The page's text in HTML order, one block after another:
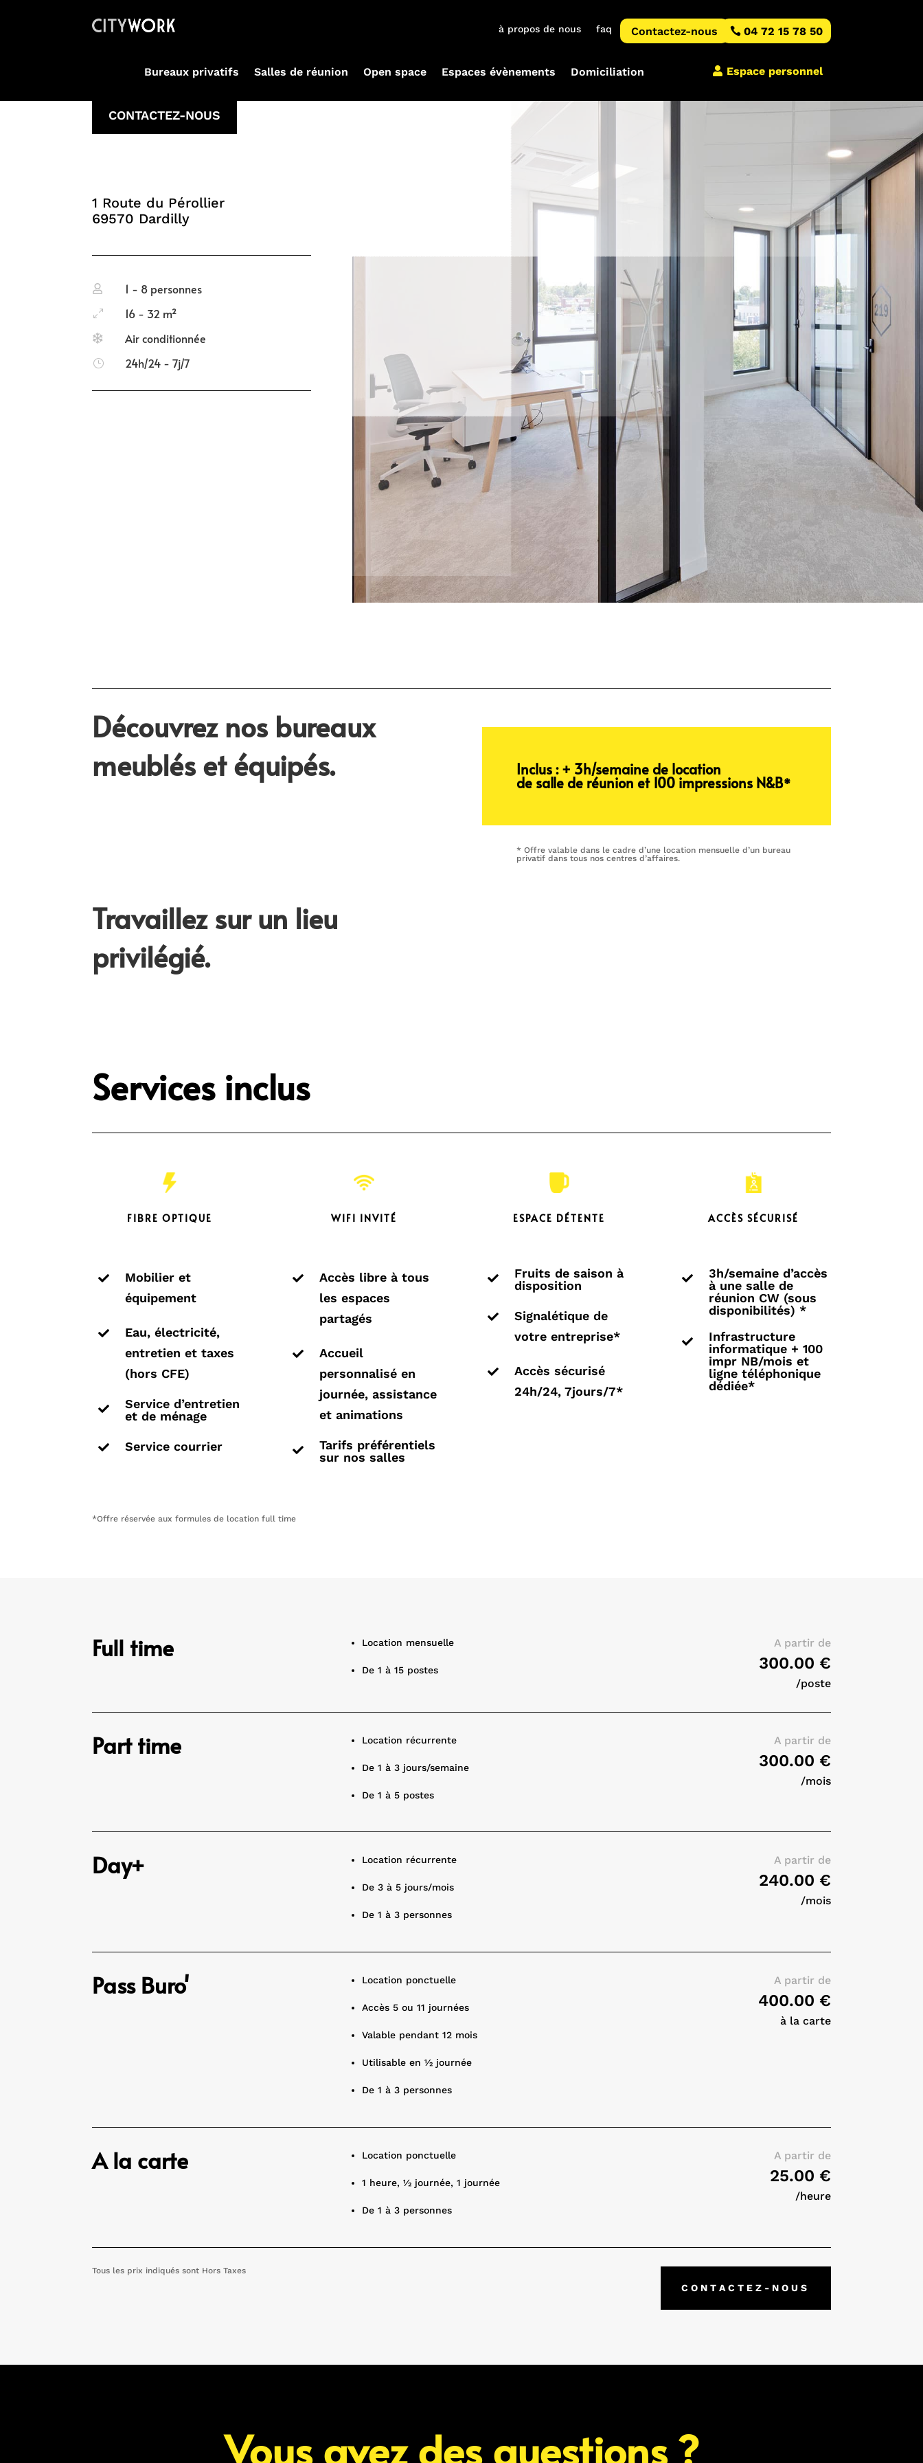
à propos de nous faq Contactez-nous 04 72 15 78 50
Bureaux privatifs Salles de réunion Open space Espaces évènements Domiciliation Espace personnel
CONTACTEZ-NOUS
1 Route du Pérollier
69570 Dardilly
 1 - 8 personnes
0 16 - 32 m²
 Air conditionnée
} 24h/24 - 7j/7
Découvrez nos bureaux
meublés et équipés.
Inclus : + 3h/semaine de location
de salle de réunion et 100 impressions N&B*
* Offre valable dans le cadre d’une location mensuelle d’un bureau
privatif dans tous nos centres d’affaires.
Travaillez sur un lieu
privilégié.
Services inclus
FIBRE OPTIQUE WIFI INVITÉ ESPACE DÉTENTE ACCÈS SÉCURISÉ

Mobilier et
équipement

Eau, électricité,
entretien et taxes
(hors CFE)

Service d’entretien
et de ménage
 Service courrier

Accès libre à tous
les espaces
partagés

Accueil
personnalisé en
journée, assistance
et animations

Tarifs préférentiels
sur nos salles

Fruits de saison à
disposition

Signalétique de
votre entreprise*

Accès sécurisé
24h/24, 7jours/7*

3h/semaine d’accès
à une salle de
réunion CW (sous
disponibilités) *

Infrastructure
informatique + 100
impr NB/mois et
ligne téléphonique
dédiée*
*Offre réservée aux formules de location full time
Full time Location mensuelle
De 1 à 15 postes
A partir de
300.00 €
/poste
Part time Location récurrente
De 1 à 3 jours/semaine
De 1 à 5 postes
A partir de
300.00 €
/mois
Day+ Location récurrente
De 3 à 5 jours/mois
De 1 à 3 personnes
A partir de
240.00 €
/mois
Pass Buro' Location ponctuelle
Accès 5 ou 11 journées
Valable pendant 12 mois
Utilisable en ½ journée
De 1 à 3 personnes
A partir de
400.00 €
à la carte
A la carte Location ponctuelle
1 heure, ½ journée, 1 journée
De 1 à 3 personnes
A partir de
25.00 €
/heure
Tous les prix indiqués sont Hors Taxes
CONTACTEZ-NOUS
Vous avez des questions ?